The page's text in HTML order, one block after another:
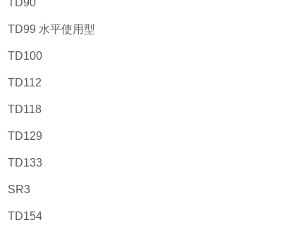
TD99 水平使用型
TD100
TD112
TD118
TD129
TD133
SR3
TD154